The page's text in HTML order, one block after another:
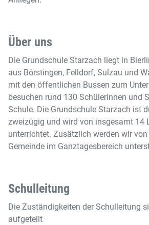
Über uns
Die Grundschule Starzach liegt in
aus Börstingen, Felldorf, Sulzau und
mit den öffentlichen Bussen zum
besuchen rund 130 Schülerinnen und
Schule. Die Grundschule Starzach ist
zweizügig und wird von insgesamt 14
unterrichtet. Zusätzlich werden wir von
Gemeinde im Ganztagesbereich
Schulleitung
Die Zuständigkeiten der Schulleitung
aufgeteilt